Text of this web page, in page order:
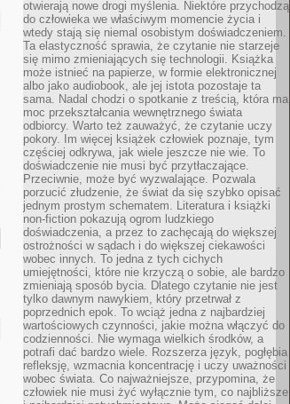
otwierają nowe drogi myślenia. Niektóre przychodzą
do człowieka we właściwym momencie życia i
wtedy stają się niemal osobistym doświadczeniem.
Ta elastyczność sprawia, że czytanie nie starzeje
się mimo zmieniających się technologii. Książka
może istnieć na papierze, w formie elektronicznej
albo jako audiobook, ale jej istota pozostaje ta
sama. Nadal chodzi o spotkanie z treścią, która ma
moc przekształcania wewnętrznego świata
odbiorcy. Warto też zauważyć, że czytanie uczy
pokory. Im więcej książek człowiek poznaje, tym
częściej odkrywa, jak wiele jeszcze nie wie. To
doświadczenie nie musi być przytłaczające.
Przeciwnie, może być wyzwalające. Pozwala
porzucić złudzenie, że świat da się szybko opisać
jednym prostym schematem. Literatura i książki
non-fiction pokazują ogrom ludzkiego
doświadczenia, a przez to zachęcają do większej
ostrożności w sądach i do większej ciekawości
wobec innych. To jedna z tych cichych
umiejętności, które nie krzyczą o sobie, ale bardzo
zmieniają sposób bycia. Dlatego czytanie nie jest
tylko dawnym nawykiem, który przetrwał z
poprzednich epok. To wciąż jedna z najbardziej
wartościowych czynności, jakie można włączyć do
codzienności. Nie wymaga wielkich środków, a
potrafi dać bardzo wiele. Rozszerza język, pogłębia
refleksję, wzmacnia koncentrację i uczy uważności
wobec świata. Co najważniejsze, przypomina, że
człowiek nie musi żyć wyłącznie tym, co najbliższe